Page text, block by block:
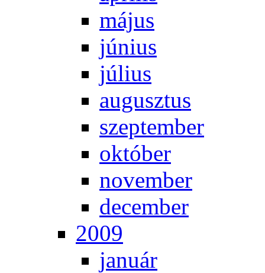
má­jus
jú­ni­us
jú­li­us
au­gusz­tus
szep­tem­ber
ok­tó­ber
no­vem­ber
de­cem­ber
2009
ja­nu­ár